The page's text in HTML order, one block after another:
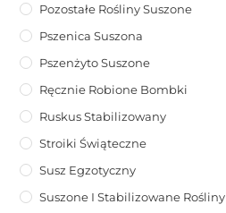
Pozostałe Rośliny Suszone
Pszenica Suszona
Pszenżyto Suszone
Ręcznie Robione Bombki
Ruskus Stabilizowany
Stroiki Świąteczne
Susz Egzotyczny
Suszone I Stabilizowane Rośliny